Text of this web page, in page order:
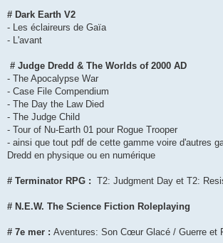
# Dark Earth V2
- Les éclaireurs de Gaïa
- L'avant
# Judge Dredd & The Worlds of 2000 AD
- The Apocalypse War
- Case File Compendium
- The Day the Law Died
- The Judge Child
- Tour of Nu-Earth 01 pour Rogue Trooper
- ainsi que tout pdf de cette gamme voire d'autres
Dredd en physique ou en numérique
# Terminator RPG : T2: Judgment Day et T2:
# N.E.W. The Science Fiction Roleplaying
# 7e mer : Aventures: Son Cœur Glacé / Guerre et